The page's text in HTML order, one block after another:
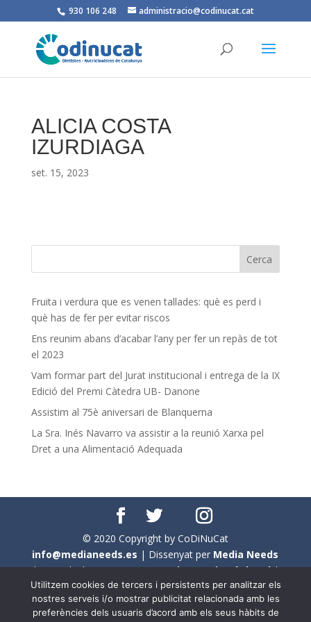
930 106 248 administracio@codinucat.cat
ALICIA COSTA
IZURDIAGA
set. 15, 2023
Fruita i verdura que es venen tallades: què es perd i
què has de fer per evitar riscos
Ens reunim abans d’acabar l’any per fer un repàs de tot
el 2023
Vam formar part del Jurat institucional i entrega de la IX
Edició del Premi Càtedra UB- Danone
Assistim al 75è aniversari de Blanquerna
La Sra. Inés Navarro va assistir a la reunió Xarxa pel
Dret a una Alimentació Adequada
© 2020 Copyright by CoDiNuCat
info@medianeeds.es | Dissenyat per Media Needs
| Tots els drets reservats aCoDiNuCat |Avís legal|
Avís per cookies
En aquest web s'ha tingut en compte l'ús no sexista del
Utilitzem cookies de tercers i persistents per analitzar els
nostres serveis i/o mostrar publicitat relacionada amb les
preferències dels usuaris d’acord amb els seus hàbits de